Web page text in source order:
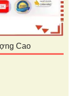
Cao